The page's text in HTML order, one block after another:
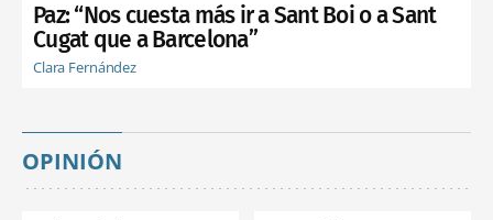
Paz: “Nos cuesta más ir a Sant Boi o a Sant
Cugat que a Barcelona”
Clara Fernández
OPINIÓN